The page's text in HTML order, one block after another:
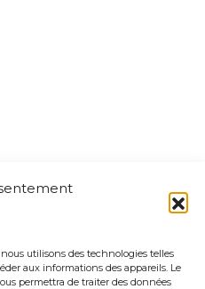
utilisons des technologies telles
aux informations des appareils. Le
permettra de traiter des données